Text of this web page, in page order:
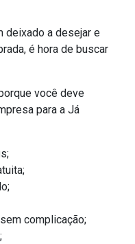
deixado a desejar e
é hora de buscar
você deve
para a Já
complicação;